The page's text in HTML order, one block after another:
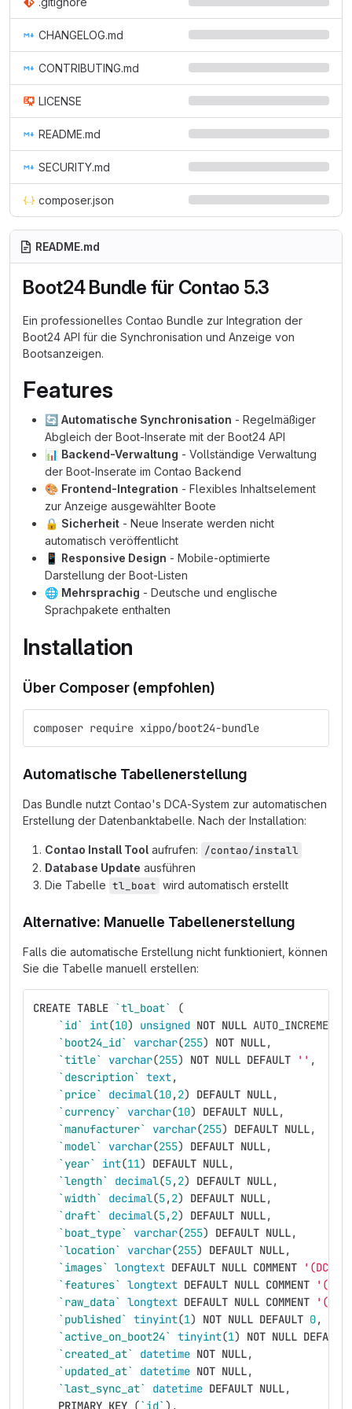
CHANGELOG.md
CONTRIBUTING.md
LICENSE
README.md
SECURITY.md
composer.json
README.md
Boot24 Bundle für Contao 5.3
Ein professionelles Contao Bundle zur Integration der
Boot24 API für die Synchronisation und Anzeige von
Bootsanzeigen.
Features
🔄 Automatische Synchronisation - Regelmäßiger
Abgleich der Boot-Inserate mit der Boot24 API
📊 Backend-Verwaltung - Vollständige Verwaltung
der Boot-Inserate im Contao Backend
🎨 Frontend-Integration - Flexibles Inhaltselement
zur Anzeige ausgewählter Boote
🔒 Sicherheit - Neue Inserate werden nicht
automatisch veröffentlicht
📱 Responsive Design - Mobile-optimierte
Darstellung der Boot-Listen
🌐 Mehrsprachig - Deutsche und englische
Sprachpakete enthalten
Installation
Über Composer (empfohlen)
composer require xippo/boot24-bundle
Automatische Tabellenerstellung
Das Bundle nutzt Contao's DCA-System zur automatischen
Erstellung der Datenbanktabelle. Nach der Installation:
Contao Install Tool aufrufen: /contao/install
Database Update ausführen
Die Tabelle tl_boat wird automatisch erstellt
Alternative: Manuelle Tabellenerstellung
Falls die automatische Erstellung nicht funktioniert, können
Sie die Tabelle manuell erstellen:
CREATE TABLE `tl_boat`
(
`id`
int(10) unsigned NOT NULL AUTO_INCREMENT
`boot24_id`
varchar(255) NOT NULL,
`title`
varchar(255) NOT NULL DEFAULT '' ,
`description`
text,
`price`
decimal(10, 2) DEFAULT NULL,
`currency`
varchar(10) DEFAULT NULL,
`manufacturer`
varchar(255) DEFAULT NULL,
`model`
varchar(255) DEFAULT NULL,
`year`
int(11) DEFAULT NULL,
`length`
decimal(5, 2) DEFAULT NULL,
`width`
decimal(5, 2) DEFAULT NULL,
`draft`
decimal(5, 2) DEFAULT NULL,
`boat_type`
varchar(255) DEFAULT NULL,
`location`
varchar(255) DEFAULT NULL,
`images`
longtext DEFAULT NULL COMMENT
`features`
longtext DEFAULT NULL COMMENT
`raw_data`
longtext DEFAULT NULL COMMENT
`published`
tinyint(1) NOT NULL DEFAULT 0,
`active_on_boot24`
tinyint(1) NOT NULL DEFAULT
`created_at`
datetime NOT NULL,
`updated_at`
datetime NOT NULL,
`last_sync_at`
datetime DEFAULT NULL,
PRIMARY KEY (`id` ),